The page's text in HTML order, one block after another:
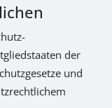
der
und